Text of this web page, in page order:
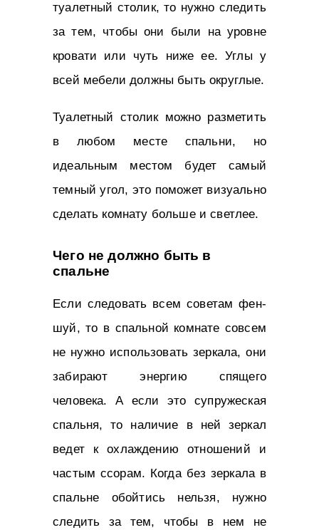
туалетный столик, то нужно следить
за тем, чтобы они были на уровне
кровати или чуть ниже ее. Углы у
всей мебели должны быть округлые.
Туалетный столик можно разметить
в любом месте спальни, но
идеальным местом будет самый
темный угол, это поможет визуально
сделать комнату больше и светлее.
Чего не должно быть в
спальне
Если следовать всем советам фен-
шуй, то в спальной комнате совсем
не нужно использовать зеркала, они
забирают энергию спящего
человека. А если это супружеская
спальня, то наличие в ней зеркал
ведет к охлаждению отношений и
частым ссорам. Когда без зеркала в
спальне обойтись нельзя, нужно
следить за тем, чтобы в нем не